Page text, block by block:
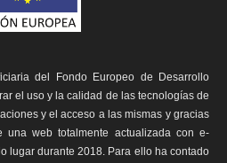
del Fondo Europeo de Desarrollo
el uso y la calidad de las tecnologías de
y el acceso a las mismas y gracias
web totalmente actualizada con e-
lugar durante 2018. Para ello ha contado